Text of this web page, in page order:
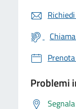
Problemi